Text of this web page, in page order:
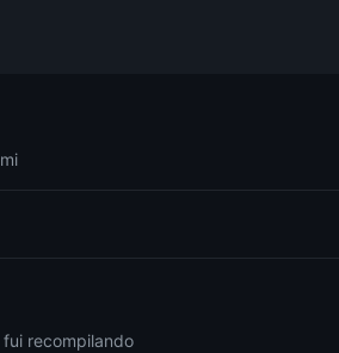
recompilando